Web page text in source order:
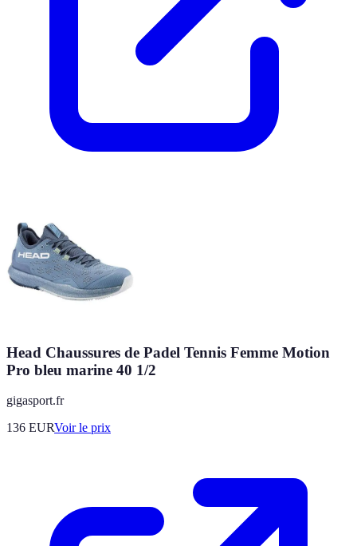
Head Chaussures de Padel Tennis Femme Motion
Pro bleu marine 40 1/2
gigasport.fr
136 EURVoir le prix